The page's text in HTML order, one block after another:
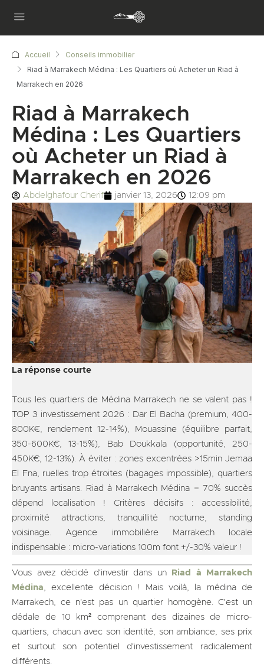
Accueil
Conseils immobilier
Riad à Marrakech Médina : Les Quartiers où Acheter un Riad à
Marrakech en 2026
Riad à Marrakech
Médina : Les Quartiers
où Acheter un Riad à
Marrakech en 2026
Abdelghafour Cherif janvier 13, 2026 12:09 pm
La réponse courte
Tous les quartiers de Médina Marrakech ne se valent pas !
TOP 3 investissement 2026 : Dar El Bacha (premium, 400-
800K€, rendement 12-14%), Mouassine (équilibre parfait,
350-600K€, 13-15%), Bab Doukkala (opportunité, 250-
450K€, 12-13%). À éviter : zones excentrées >15min Jemaa
El Fna, ruelles trop étroites (bagages impossible), quartiers
bruyants artisans. Riad à Marrakech Médina = 70% succès
dépend localisation ! Critères décisifs : accessibilité,
proximité attractions, tranquillité nocturne, standing
voisinage. Agence immobilière Marrakech locale
indispensable : micro-variations 100m font +/-30% valeur !
Vous avez décidé d'investir dans un
Riad à Marrakech
Médina, excellente décision ! Mais voilà, la médina de
Marrakech, ce n'est pas un quartier homogène. C'est un
dédale de 10 km² comprenant des dizaines de micro-
quartiers, chacun avec son identité, son ambiance, ses prix
et surtout son potentiel d'investissement radicalement
différents.